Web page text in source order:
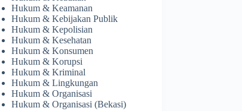
Hukum & Keamanan
Hukum & Kebijakan Publik
Hukum & Kepolisian
Hukum & Kesehatan
Hukum & Konsumen
Hukum & Korupsi
Hukum & Kriminal
Hukum & Lingkungan
Hukum & Organisasi
Hukum & Organisasi (Bekasi)